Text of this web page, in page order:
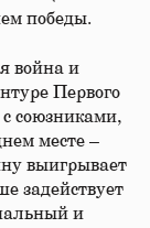
победы.
война и
Первого
союзниками,
месте –
выигрывает
задействует
и